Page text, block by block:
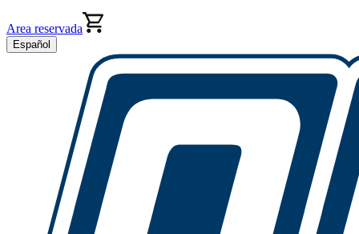
Area reservada
Español